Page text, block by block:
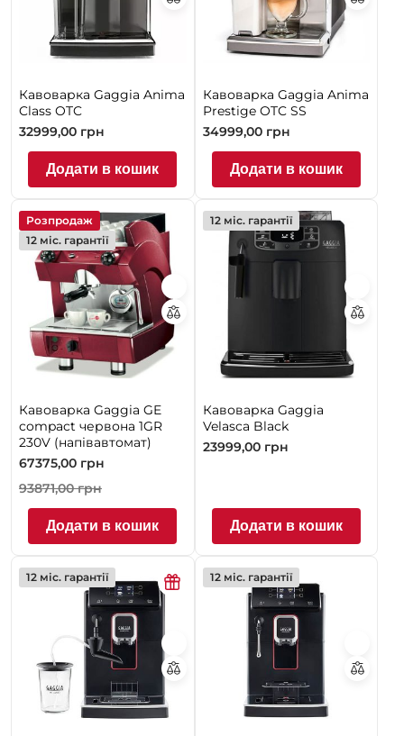
Кавоварка Gaggia Anima
Class OTC
32999,00 грн
Додати в кошик
Кавоварка Gaggia Anima
Prestige OTC SS
34999,00 грн
Додати в кошик
Розпродаж
12 міс. гарантії
Кавоварка Gaggia GE
compact червона 1GR
230V (напівавтомат)
67375,00 грн
93871,00грн
Додати в кошик
12 міс. гарантії
Кавоварка Gaggia
Velasca Black
23999,00 грн
Додати в кошик
12 міс. гарантії 12 міс. гарантії